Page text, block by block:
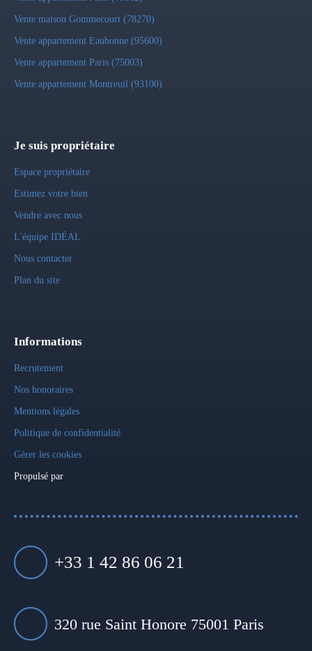
Vente maison Gommecourt (78270)
Vente appartement Eaubonne (95600)
Vente appartement Paris (75003)
Vente appartement Montreuil (93100)
Je suis propriétaire
Espace propriétaire
Estimez votre bien
Vendre avec nous
L'équipe IDÉAL
Nous contacter
Plan du site
Informations
Recrutement
Nos honoraires
Mentions légales
Politique de confidentialité
Gérer les cookies
Propulsé par
+33 1 42 86 06 21
320 rue Saint Honore 75001 Paris